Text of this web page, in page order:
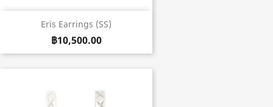
Eris Earrings (SS)
฿10,500.00